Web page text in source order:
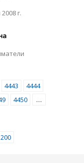
г.
4443
4444
4450
…
200